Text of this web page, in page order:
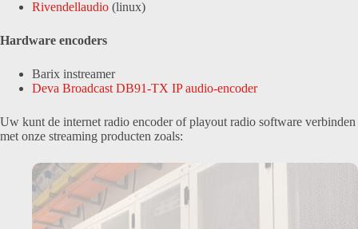
Rivendellaudio (linux)
Hardware encoders
Barix instreamer
Deva Broadcast DB91-TX IP audio-encoder
Uw kunt de internet radio encoder of playout radio software verbinden
met onze streaming producten zoals: